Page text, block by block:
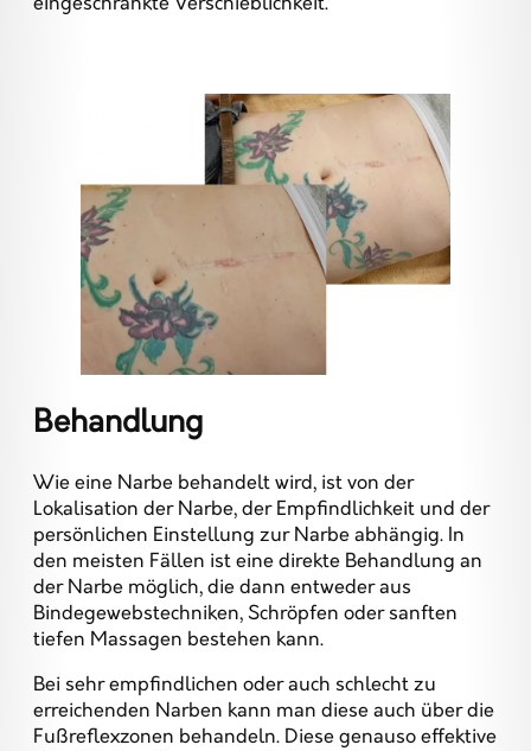
Behandlung
Wie eine Narbe behandelt wird, ist von der
Lokalisation der Narbe, der Empfindlichkeit und der
persönlichen Einstellung zur Narbe abhängig. In
den meisten Fällen ist eine direkte Behandlung an
der Narbe möglich, die dann entweder aus
Bindegewebstechniken, Schröpfen oder sanften
tiefen Massagen bestehen kann.
Bei sehr empfindlichen oder auch schlecht zu
erreichenden Narben kann man diese auch über die
Fußreflexzonen behandeln. Diese genauso effektive